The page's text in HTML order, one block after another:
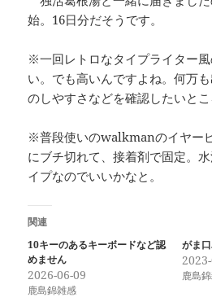
始。16日分だそうです。
※一回レトロなタイプライター
い。でも高いんですよね。何万
のしやすさなどを確認したいとこ
※普段使いのwalkmanのイヤー
にブチ切れて、接着剤で固定。
イプなのでいいかなと。
関連
10キーのあるキーボードなど認
めません
2026-06-09
鹿島錦雑感
がま
鹿島